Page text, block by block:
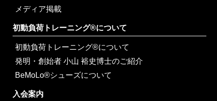
メディア掲載
初動負荷トレーニング®について
初動負荷トレーニング®について
発明・創始者 小山 裕史博士のご紹介
BeMoLo®シューズについて
入会案内